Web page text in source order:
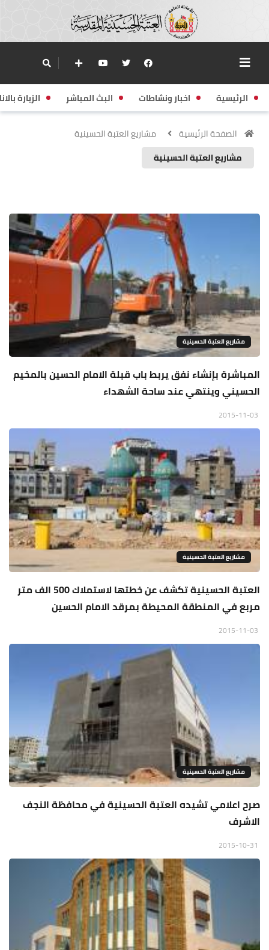
الرئيسية اخبار ونشاطات البث المباشر الزيارة
الصفحة الرئيسية
مشاريع العتبة الحسينية
مشاريع العتبة الحسينية
مشاريع العتبة الحسينية
المباشرة بإنشاء نفق يربط باب قبلة الامام الحسين بالمخيم
الحسيني وينتهي عند ساحة الشهداء
مشاريع العتبة الحسينية
العتبة الحسينية تكشف عن خطتها لاستملاك 500 الف متر
مربع في المنطقة المحيطة بمرقد الامام الحسين
مشاريع العتبة الحسينية
صرح اعلامي تشيده العتبة الحسينية في محافظة النجف
الاشرف